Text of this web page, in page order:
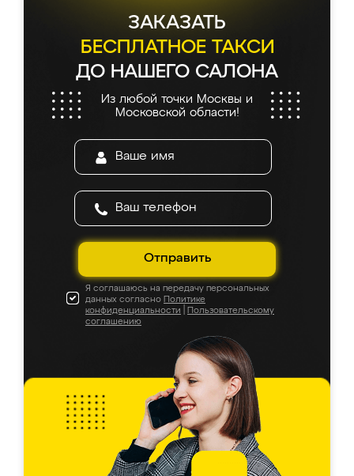
ЗАКАЗАТЬ
БЕСПЛАТНОЕ ТАКСИ
ДО НАШЕГО САЛОНА
Из любой точки Москвы и
Московской области!
Отправить
Я соглашаюсь на передачу персональных
данных согласно Политике
конфиденциальности
Пользовательскому
соглашению